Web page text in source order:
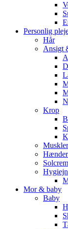
Personlig
Hår
Ansigt
Krop
Mor & baby
Baby